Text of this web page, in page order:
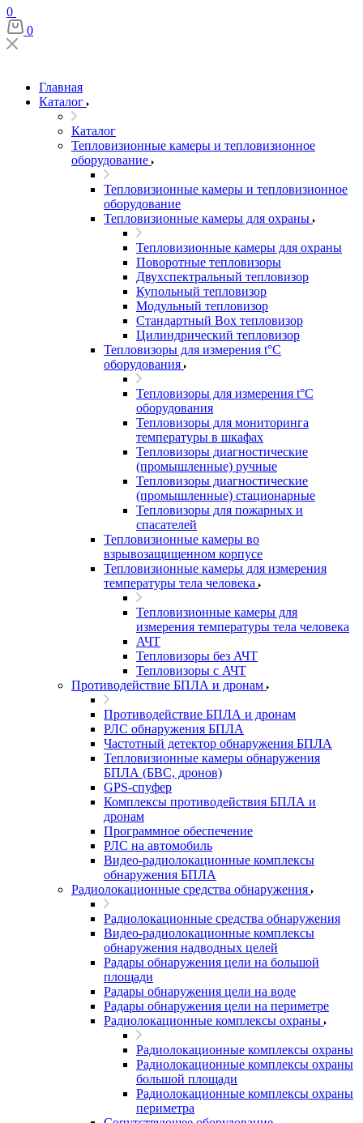
0
0
Главная
Каталог
Каталог
Тепловизионные камеры и тепловизионное
оборудование
Тепловизионные камеры и тепловизионное
оборудование
Тепловизионные камеры для охраны
Тепловизионные камеры для охраны
Поворотные тепловизоры
Двухспектральный тепловизор
Купольный тепловизор
Модульный тепловизор
Стандартный Box тепловизор
Цилиндрический тепловизор
Тепловизоры для измерения t°С
оборудования
Тепловизоры для измерения t°С
оборудования
Тепловизоры для мониторинга
температуры в шкафах
Тепловизоры диагностические
(промышленные) ручные
Тепловизоры диагностические
(промышленные) стационарные
Тепловизоры для пожарных и
спасателей
Тепловизионные камеры во
взрывозащищенном корпусе
Тепловизионные камеры для измерения
температуры тела человека
Тепловизионные камеры для
измерения температуры тела человека
АЧТ
Тепловизоры без АЧТ
Тепловизоры с АЧТ
Противодействие БПЛА и дронам
Противодействие БПЛА и дронам
РЛС обнаружения БПЛА
Частотный детектор обнаружения БПЛА
Тепловизионные камеры обнаружения
БПЛА (БВС, дронов)
GPS-спуфер
Комплексы противодействия БПЛА и
дронам
Программное обеспечение
РЛС на автомобиль
Видео-радиолокационные комплексы
обнаружения БПЛА
Радиолокационные средства обнаружения
Радиолокационные средства обнаружения
Видео-радиолокационные комплексы
обнаружения надводных целей
Радары обнаружения цели на большой
площади
Радары обнаружения цели на воде
Радары обнаружения цели на периметре
Радиолокационные комплексы охраны
Радиолокационные комплексы охраны
Радиолокационные комплексы охраны
большой площади
Радиолокационные комплексы охраны
периметра